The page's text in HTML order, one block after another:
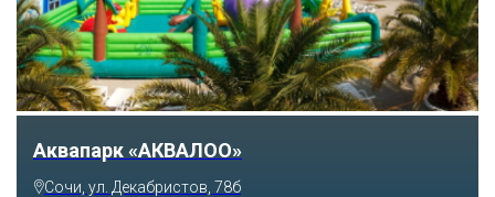
Аквапарк «АКВАЛОО»
Сочи, ул. Декабристов, 78б